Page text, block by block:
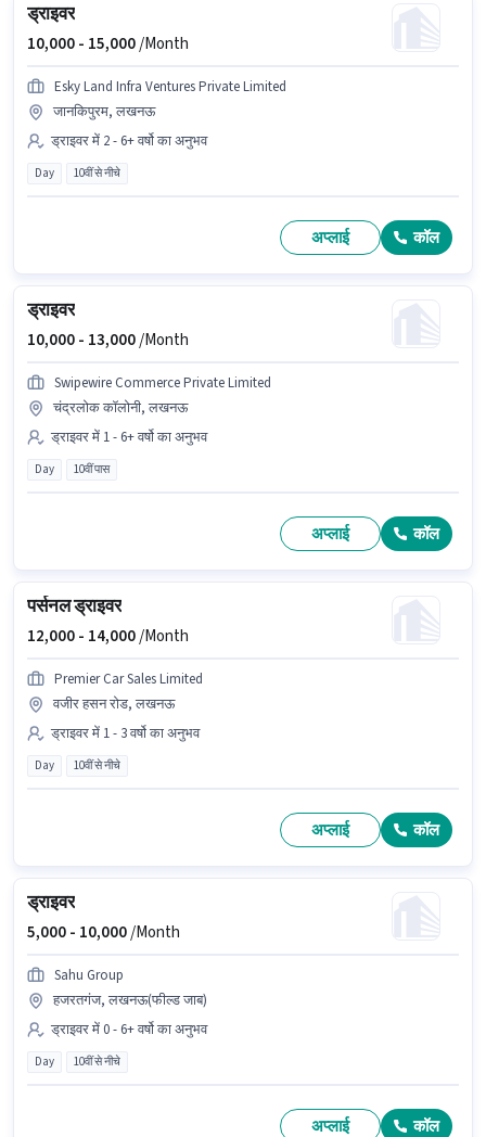
ड्राइवर
10,000 - 15,000/Month
Esky Land Infra Ventures Private Limited
जानकिपुरम, लखनऊ
ड्राइवर में 2 - 6+ वर्षो का अनुभव
Day 10वीं से नीचे
अप्लाई कॉल
ड्राइवर
10,000 - 13,000/Month
Swipewire Commerce Private Limited
चंद्रलोक कॉलोनी, लखनऊ
ड्राइवर में 1 - 6+ वर्षो का अनुभव
Day 10वीं पास
अप्लाई कॉल
पर्सनल ड्राइवर
12,000 - 14,000/Month
Premier Car Sales Limited
वजीर हसन रोड, लखनऊ
ड्राइवर में 1 - 3 वर्षो का अनुभव
Day 10वीं से नीचे
अप्लाई कॉल
ड्राइवर
5,000 - 10,000/Month
Sahu Group
हजरतगंज, लखनऊ(फील्ड जाब)
ड्राइवर में 0 - 6+ वर्षो का अनुभव
Day 10वीं से नीचे
अप्लाई कॉल